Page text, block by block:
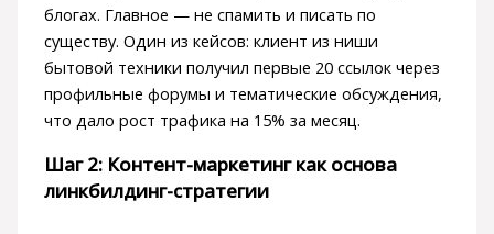
блогах. Главное — не спамить и писать по
существу. Один из кейсов: клиент из ниши
бытовой техники получил первые 20 ссылок через
профильные форумы и тематические обсуждения,
что дало рост трафика на 15% за месяц.
Шаг 2: Контент-маркетинг как основа
линкбилдинг-стратегии